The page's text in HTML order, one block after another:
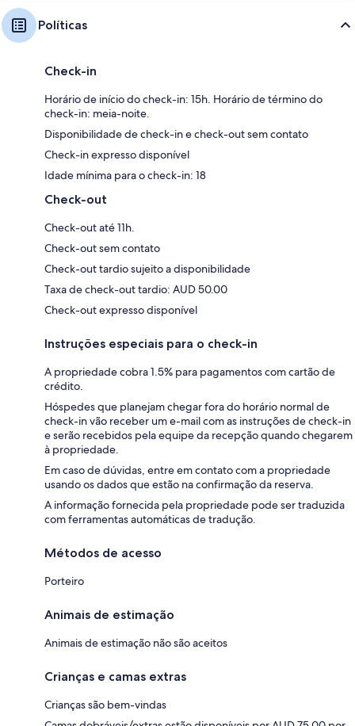
Políticas
Check-in
Horário de início do check-in: 15h. Horário de término do
check-in: meia-noite.
Disponibilidade de check-in e check-out sem contato
Check-in expresso disponível
Idade mínima para o check-in: 18
Check-out
Check-out até 11h.
Check-out sem contato
Check-out tardio sujeito a disponibilidade
Taxa de check-out tardio: AUD 50.00
Check-out expresso disponível
Instruções especiais para o check-in
A propriedade cobra 1.5% para pagamentos com cartão de
crédito.
Hóspedes que planejam chegar fora do horário normal de
check-in vão receber um e-mail com as instruções de check-in
e serão recebidos pela equipe da recepção quando chegarem
à propriedade.
Em caso de dúvidas, entre em contato com a propriedade
usando os dados que estão na confirmação da reserva.
A informação fornecida pela propriedade pode ser traduzida
com ferramentas automáticas de tradução.
Métodos de acesso
Porteiro
Animais de estimação
Animais de estimação não são aceitos
Crianças e camas extras
Crianças são bem-vindas